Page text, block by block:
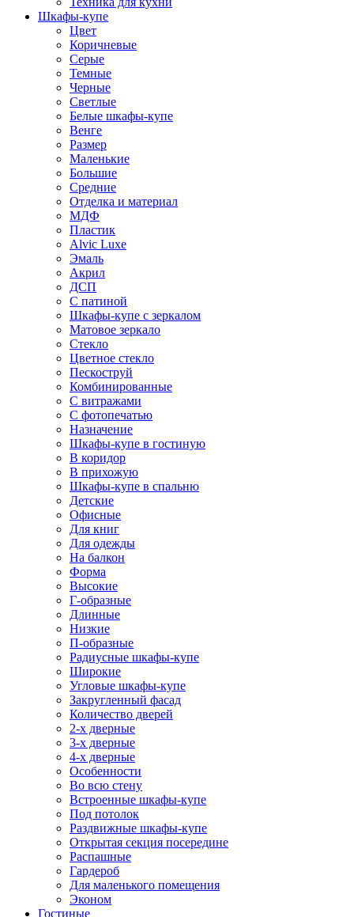
Шкафы-купе
Цвет
Коричневые
Серые
Темные
Черные
Светлые
Белые шкафы-купе
Венге
Размер
Маленькие
Большие
Средние
Отделка и материал
МДФ
Пластик
Alvic Luxe
Эмаль
Акрил
ДСП
С патиной
Шкафы-купе с зеркалом
Матовое зеркало
Стекло
Цветное стекло
Пескоструй
Комбинированные
С витражами
С фотопечатью
Назначение
Шкафы-купе в гостиную
В коридор
В прихожую
Шкафы-купе в спальню
Детские
Офисные
Для книг
Для одежды
На балкон
Форма
Высокие
Г-образные
Длинные
Низкие
П-образные
Радиусные шкафы-купе
Широкие
Угловые шкафы-купе
Закругленный фасад
Количество дверей
2-х дверные
3-х дверные
4-х дверные
Особенности
Во всю стену
Встроенные шкафы-купе
Под потолок
Раздвижные шкафы-купе
Открытая секция посередине
Распашные
Гардероб
Для маленького помещения
Эконом
Гостиные